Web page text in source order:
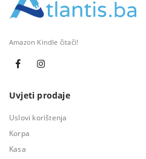
Amazon Kindle čitači!
Uvjeti prodaje
Uslovi korištenja
Korpa
Kasa